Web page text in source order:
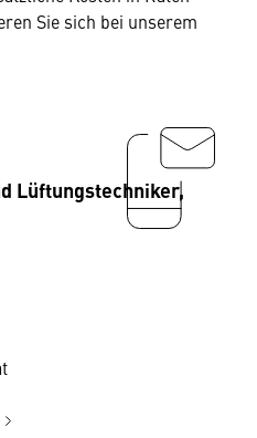
Sie sich bei unserem
Lüftungstechniker,